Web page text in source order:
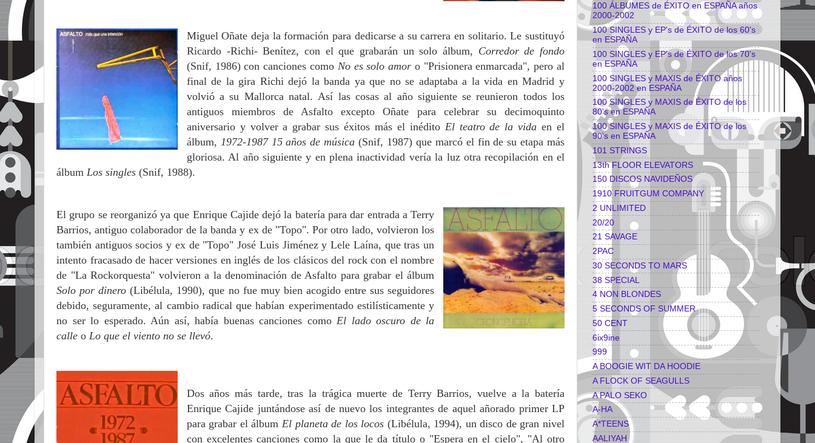
Miguel Oñate deja la formación para dedicarse a su carrera en solitario. Le sustituyó
Ricardo -Richi- Benítez, con el que grabarán un solo álbum, Corredor de fondo
(Snif, 1986) con canciones como No es solo amor o "Prisionera enmarcada", pero al
final de la gira Richi dejó la banda ya que no se adaptaba a la vida en Madrid y
volvió a su Mallorca natal. Así las cosas al año siguiente se reunieron todos los
antiguos miembros de Asfalto excepto Oñate para celebrar su decimoquinto
aniversario y volver a grabar sus éxitos más el inédito El teatro de la vida en el
álbum, 1972-1987 15 años de música(Snif, 1987) que marcó el fin de su etapa más
gloriosa. Al año siguiente y en plena inactividad vería la luz otra recopilación en el
álbum Los singles (Snif, 1988).
El grupo se reorganizó ya que Enrique Cajide dejó la batería para dar entrada a Terry
Barrios, antiguo colaborador de la banda y ex de "Topo". Por otro lado, volvieron los
también antiguos socios y ex de "Topo" José Luis Jiménez y Lele Laína, que tras un
intento fracasado de hacer versiones en inglés de los clásicos del rock con el nombre
de "La Rockorquesta" volvieron a la denominación de Asfalto para grabar el álbum
Solo por dinero(Libélula, 1990), que no fue muy bien acogido entre sus seguidores
debido, seguramente, al cambio radical que habían experimentado estilísticamente y
no ser lo esperado. Aún así, había buenas canciones comoEl lado oscuro de la
calle o Lo que el viento no se llevó.
Dos años más tarde, tras la trágica muerte de Terry Barrios, vuelve a la batería
Enrique Cajide juntándose así de nuevo los integrantes de aquel añorado primer LP
para grabar el álbumEl planeta de los locos (Libélula, 1994), un disco de gran nivel
con excelentes canciones como la que le da título o "Espera en el cielo", "Al otro
100 ÁLBUMES de ÉXITO en ESPAÑA años
2000-2002
100 SINGLES y EP's de ÉXITO de los 60's
en ESPAÑA
100 SINGLES y EP's de ÉXITO de los 70's
en ESPAÑA
100 SINGLES y MAXIS de ÉXITO años
2000-2002 en ESPAÑA
100 SINGLES y MAXIS de ÉXITO de los
80's en ESPAÑA
100 SINGLES y MAXIS de ÉXITO de los
90's en ESPAÑA
101 STRINGS
13th FLOOR ELEVATORS
150 DISCOS NAVIDEÑOS
1910 FRUITGUM COMPANY
2 UNLIMITED
20/20
21 SAVAGE
2PAC
30 SECONDS TO MARS
38 SPECIAL
4 NON BLONDES
5 SECONDS OF SUMMER
50 CENT
6ix9ine
999
A BOOGIE WIT DA HOODIE
A FLOCK OF SEAGULLS
A PALO SEKO
A-HA
A*TEENS
AALIYAH